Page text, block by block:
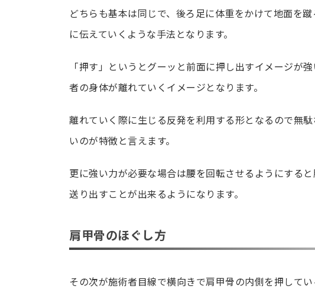
どちらも基本は同じで、後ろ足に体重をかけて地面を
に伝えていくような手法となります。
「押す」というとグーッと前面に押し出すイメージが
者の身体が離れていくイメージとなります。
離れていく際に生じる反発を利用する形となるので無
いのが特徴と言えます。
更に強い力が必要な場合は腰を回転させるようにする
送り出すことが出来るようになります。
肩甲骨のほぐし方
その次が施術者目線で横向きで肩甲骨の内側を押してい